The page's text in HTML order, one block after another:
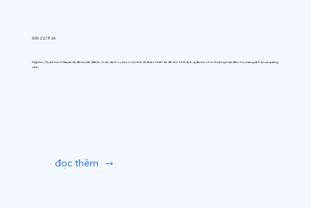
0:00 22/7/26
Hightec Systems (Okayama) đã ra mắt AIfitte, một dịch vụ tạo mô hình AI được thiết kế để tạo hình ảnh quần áo cho thương mại điện tử, mạng xã hội và quảng
cáo.
đọc thêm